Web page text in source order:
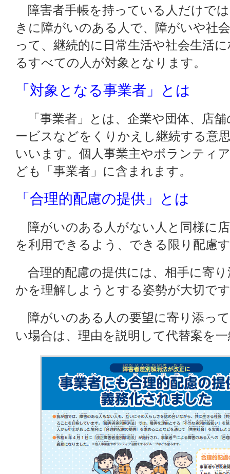
障害者手帳を持っている人だけで
きに障がいのある人で、障がいや社
って、継続的に日常生活や社会生活
るすべての人が対象となります。
「対象となる事業者」とは
「事業者」とは、企業や団体、店
ービスなどをくりかえし継続する意
いいます。個人事業主やボランティ
ども「事業者」に含まれます。
「合理的配慮の提供」とは
障がいのある人がない人と同様に
を利用できるよう、できる限り配慮
合理的配慮の提供には、相手に寄
かを理解しようとする姿勢が大切で
障がいのある人の要望に寄り添っ
い場合は、理由を説明して代替案を